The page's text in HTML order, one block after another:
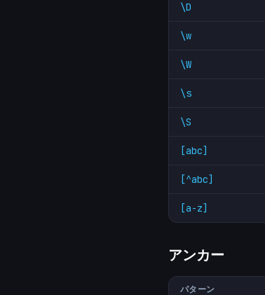
\D
\w
\W
\s
\S
[abc]
[^abc]
[a-z]
アンカー
パターン